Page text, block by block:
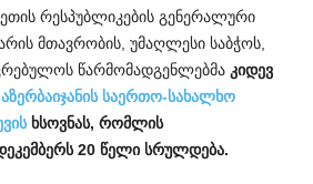
რესპუბლიკების გენერალური
მთავრობის, უმაღლესი საბჭოს,
წარმომადგენლებმა კიდევ
აზერბაიჯანის საერთო-სახალხო
ხსოვნას, რომლის
20 წელი სრულდება.